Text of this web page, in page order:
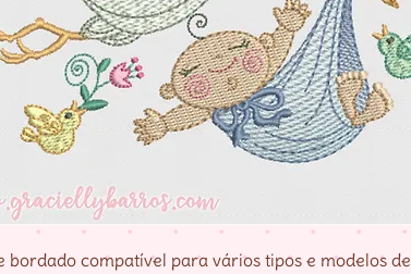
bordado compatível para vários tipos e modelos de